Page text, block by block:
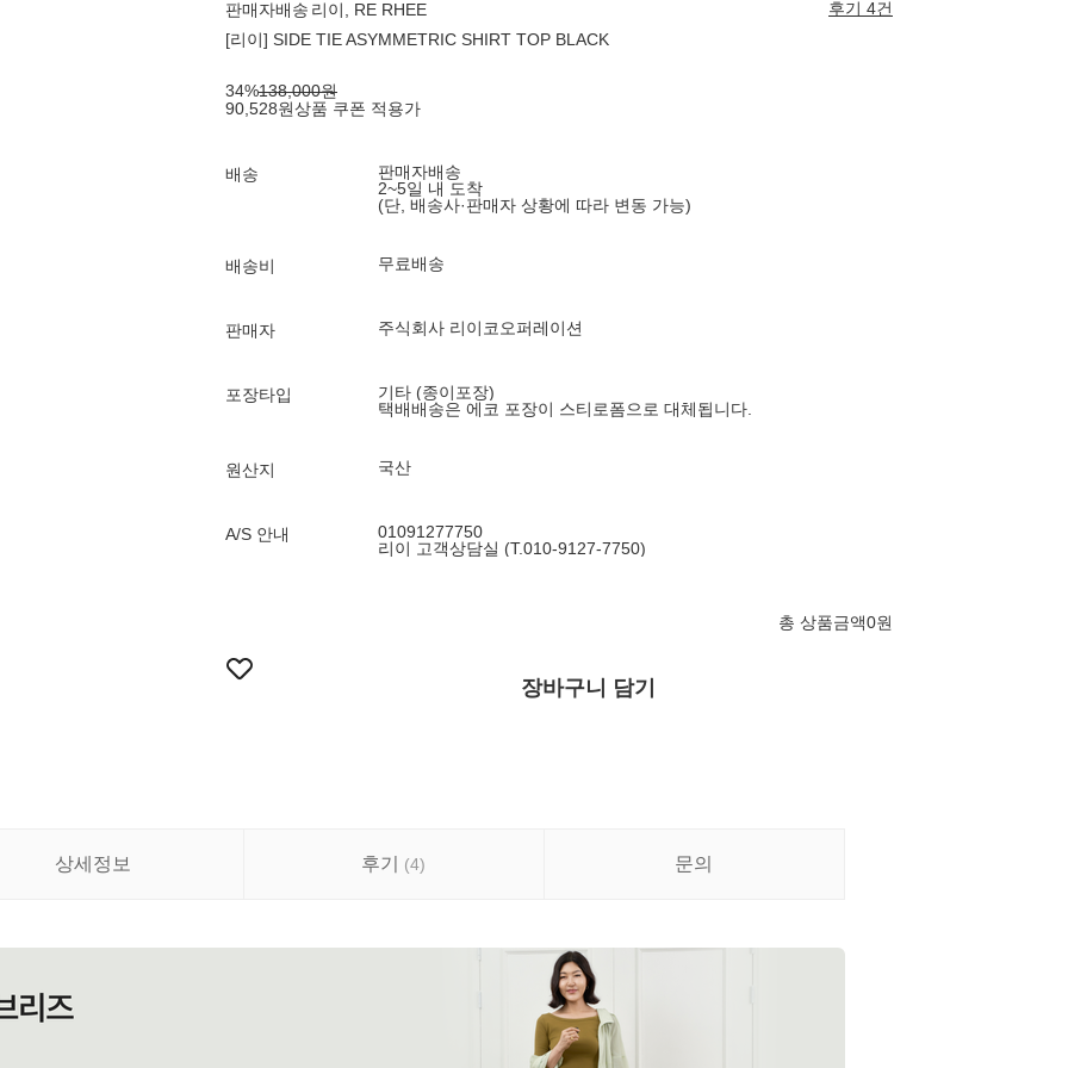
판매자배송 리이, RE RHEE
후기 4건
[리이] SIDE TIE ASYMMETRIC SHIRT TOP BLACK
34%138,000원
90,528원상품 쿠폰 적용가
배송
판매자배송
2~5일 내 도착
(단, 배송사·판매자 상황에 따라 변동 가능)
배송비 무료배송
판매자 주식회사 리이코오퍼레이션
포장타입
기타 (종이포장)
택배배송은 에코 포장이 스티로폼으로 대체됩니다.
원산지 국산
A/S 안내
01091277750
리이 고객상담실 (T.010-9127-7750)
총 상품금액0원
장바구니 담기
상세정보 후기 (4) 문의